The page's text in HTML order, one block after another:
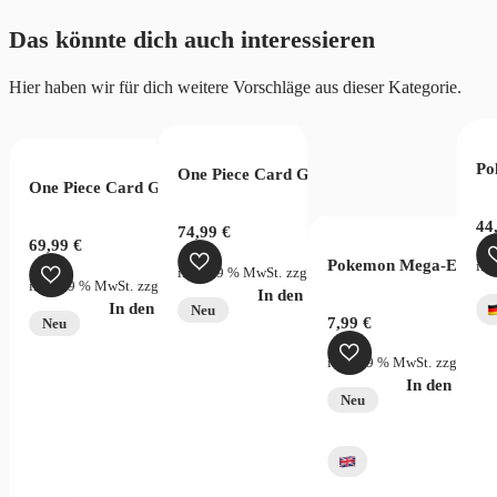
(DE)
Das könnte dich auch interessieren
Hier haben wir für dich weitere Vorschläge aus dieser Kategorie.
One Piece Card Game Two Legends OPC08 Display Chinese
69,99€
inkl. 19 % MwSt. zzgl. Versandkosten
In den Warenkorb
Neu
One Piece Card Game Legacy of the
74,99€
inkl. 19 % MwSt. zzgl. Versandkosten
In den Warenkorb
Neu
Pokemon Mega-
7,99 €
inkl. 19 % MwSt. zzgl.
In den
Neu